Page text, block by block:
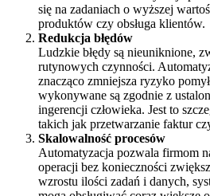
się na zadaniach o wyższej
produktów czy obsługa klientów.
Redukcja błędów
Ludzkie błędy są nieuniknione,
rutynowych czynności.
znacząco zmniejsza ryzyko
wykonywane są zgodnie z
ingerencji człowieka. Jest to
takich jak przetwarzanie faktur
Skalowalność procesów
Automatyzacja pozwala firmom
operacji bez konieczności
wzrostu ilości zadań i danych,